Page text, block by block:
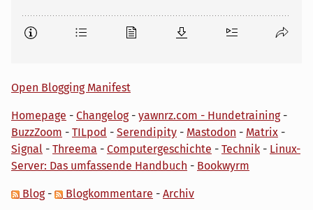
Open Blogging Manifest
Homepage - Changelog- yawnrz.com - Hundetraining-
BuzzZoom - TILpod - Serendipity - Mastodon - Matrix -
Signal - Threema - Computergeschichte - Technik - Linux-
Server: Das umfassende Handbuch - Bookwyrm
Blog- Blogkommentare - Archiv